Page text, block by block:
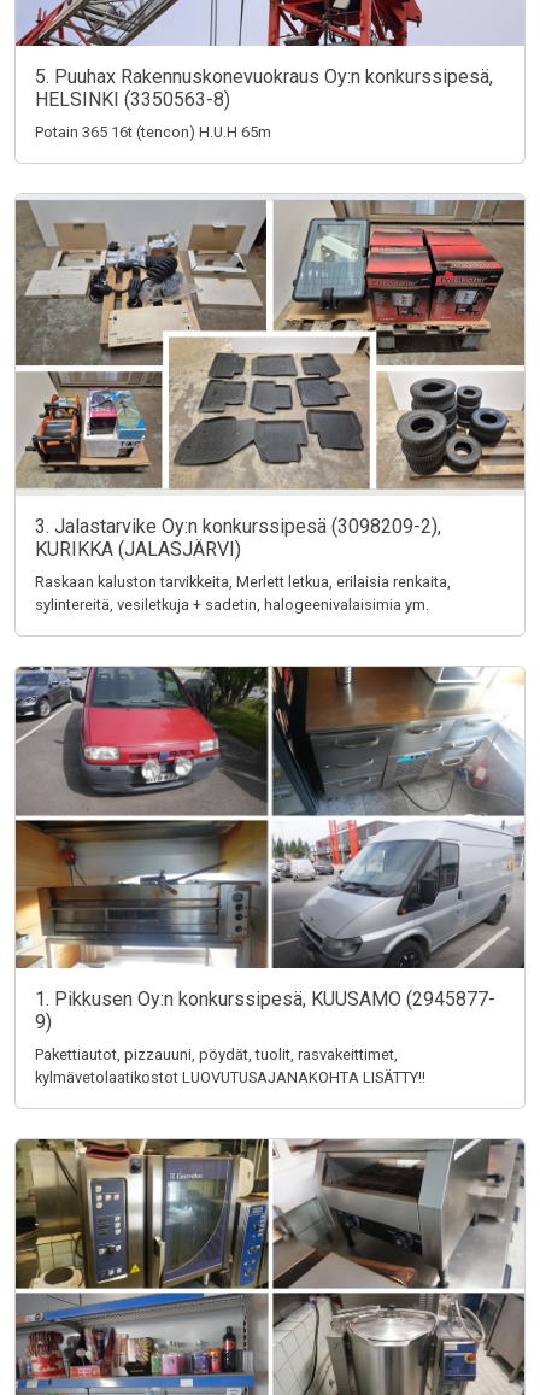
5. Puuhax Rakennuskonevuokraus Oy:n konkurssipesä,
HELSINKI (3350563-8)
Potain 365 16t (tencon) H.U.H 65m
3. Jalastarvike Oy:n konkurssipesä (3098209-2),
KURIKKA (JALASJÄRVI)
Raskaan kaluston tarvikkeita, Merlett letkua, erilaisia renkaita,
sylintereitä, vesiletkuja + sadetin, halogeenivalaisimia ym.
1. Pikkusen Oy:n konkurssipesä, KUUSAMO (2945877-
9)
Pakettiautot, pizzauuni, pöydät, tuolit, rasvakeittimet,
kylmävetolaatikostot LUOVUTUSAJANAKOHTA LISÄTTY!!